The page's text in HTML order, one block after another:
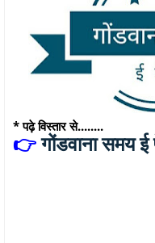
* पढ़े विस्तार से........
👉गोंडवाना समय